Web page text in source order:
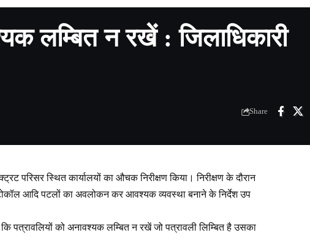
लम्बित न रखें : जिलाधिकारी
Share
परिसर स्थित कार्यालयों का औचक निरीक्षण किया। निरीक्षण के दौरान
आदि पटलों का अवलोकन कर आवश्यक व्यवस्था बनाने के निर्देश उप
कि पत्रावलियों को अनावश्यक लम्बित न रखें जो पत्रावली लिम्बित है उसका